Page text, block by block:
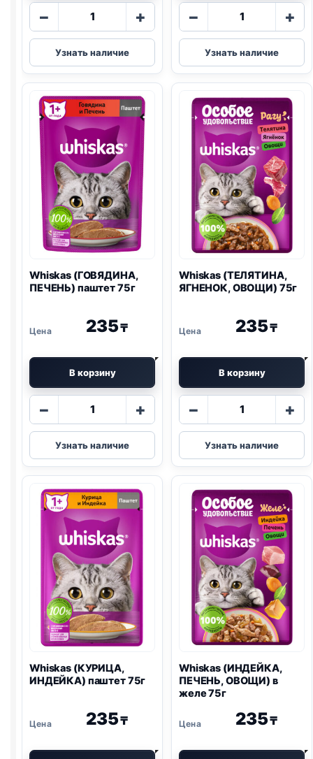
−
Количество
Whiskas
(ГОВЯДИНА,
ЯГНЕНОК)
+
Узнать наличие
−
Количество
Whiskas
(КОТЯТА,
КУРИЦА)
75г
+
Узнать наличие
Whiskas (ГОВЯДИНА,
ПЕЧЕНЬ) паштет 75г
235₸
В корзину
−
Количество
Whiskas
(ГОВЯДИНА,
ПЕЧЕНЬ)
75г
+
Узнать наличие
Whiskas (ТЕЛЯТИНА,
ЯГНЕНОК, ОВОЩИ) 75г
235₸
В корзину
−
Количество
Whiskas
(ТЕЛЯТИНА,
ЯГНЕНОК,
75г
+
Узнать наличие
Whiskas (КУРИЦА,
ИНДЕЙКА) паштет 75г
235₸
Whiskas (ИНДЕЙКА,
ПЕЧЕНЬ, ОВОЩИ) в
желе 75г
235₸